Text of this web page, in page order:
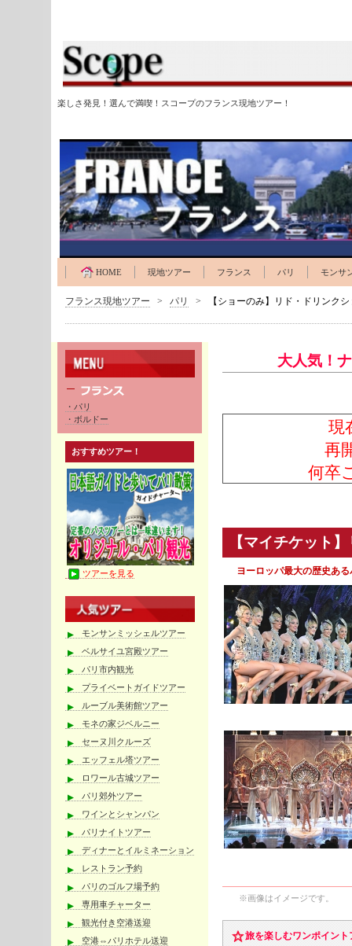
楽しさ発見！選んで満喫！スコープのフランス現地ツアー！
HOME 現地ツアー フランス パリ モンサ
フランス現地ツアー > パリ > 【ショーのみ】リド・ドリンク
大人気！
現
再
何卒
【マイチケット
ヨーロッパ最大の歴史あ
※画像はイメージです。
旅を楽しむワンポイント
・パリ
・ボルドー
おすすめツアー！
ツアーを見る
モンサンミッシェルツアー
ベルサイユ宮殿ツアー
パリ市内観光
プライベートガイドツアー
ルーブル美術館ツアー
モネの家ジベルニー
セーヌ川クルーズ
エッフェル塔ツアー
ロワール古城ツアー
パリ郊外ツアー
ワインとシャンパン
パリナイトツアー
ディナーとイルミネーション
レストラン予約
パリのゴルフ場予約
専用車チャーター
観光付き空港送迎
空港⇔パリホテル送迎